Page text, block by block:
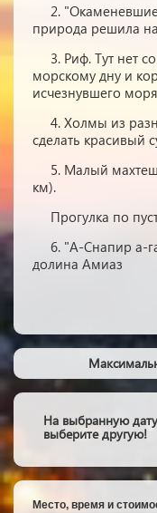
2.
природа решила
3. Риф. Тут нет
морскому дну и
исчезнувшего моря
4. Холмы из
сделать красивый
5. Малый
км).
Прогулка по
6. "А-Снапир а-
долина Амиаз
На выбранную
выберите другую!
Место, время и